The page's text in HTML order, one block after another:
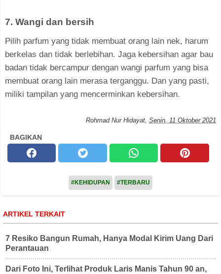
7. Wangi dan bersih
Pilih parfum yang tidak membuat orang lain nek, harum
berkelas dan tidak berlebihan. Jaga kebersihan agar bau
badan tidak bercampur dengan wangi parfum yang bisa
membuat orang lain merasa terganggu. Dan yang pasti,
miliki tampilan yang mencerminkan kebersihan.
Rohmad Nur Hidayat, Senin, 11 Oktober 2021
BAGIKAN
#KEHIDUPAN #TERBARU
ARTIKEL TERKAIT
7 Resiko Bangun Rumah, Hanya Modal Kirim Uang Dari
Perantauan
Dari Foto Ini, Terlihat Produk Laris Manis Tahun 90 an,